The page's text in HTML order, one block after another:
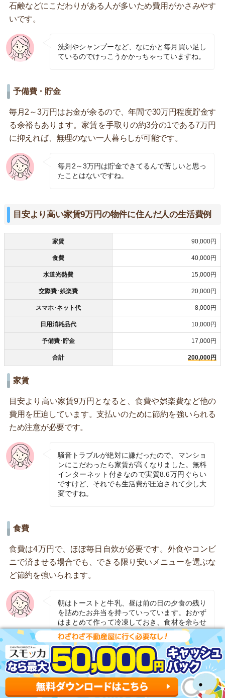
石鹸などにこだわりがある人が多いため費用がかさみやす
いです。
洗剤やシャンプーなど、なにかと毎月買い足し
ているのでけっこうかかっちゃっていますね。
予備費・貯金
毎月2～3万円はお金が余るので、年間で30万円程度貯金す
る余裕もあります。家賃を手取りの約3分の1である7万円
に抑えれば、無理のない一人暮らしが可能です。
毎月2～3万円は貯金できてるんで苦しいと思っ
たことはないですね。
目安より高い家賃9万円の物件に住んだ人の生活費例
家賃 90,000円
食費 40,000円
水道光熱費 15,000円
交際費･娯楽費 20,000円
スマホ･ネット代 8,000円
日用消耗品代 10,000円
予備費･貯金 17,000円
合計 200,000円
家賃
目安より高い家賃9万円となると、食費や娯楽費など他の
費用を圧迫しています。支払いのために節約を強いられる
ため注意が必要です。
騒音トラブルが絶対に嫌だったので、マンショ
ンにこだわったら家賃が高くなりました。無料
インターネット付きなので実質8.6万円ぐらい
ですけど、それでも生活費が圧迫されて少し大
変ですね。
食費
食費は4万円で、ほぼ毎日自炊が必要です。外食やコンビ
ニで済ませる場合でも、できる限り安いメニューを選ぶな
ど節約を強いられます。
朝はトーストと牛乳、昼は前の日の夕食の残り
を詰めたお弁当を持っていっています。おかず
はまとめて作って冷凍しておき、食材を余らせ
ないようにしています。
水道光熱費
水道光熱費は1.5万円です。広い間取りだとエアコンが効